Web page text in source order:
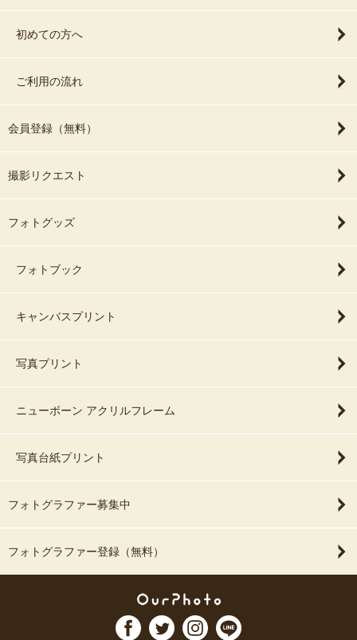
初めての方へ
ご利用の流れ
会員登録（無料）
撮影リクエスト
フォトグッズ
フォトブック
キャンバスプリント
写真プリント
ニューボーン アクリルフレーム
写真台紙プリント
フォトグラファー募集中
フォトグラファー登録（無料）